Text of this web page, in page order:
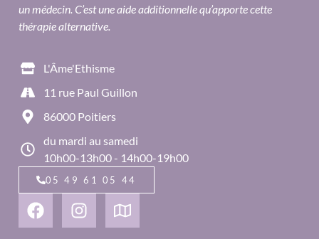
un médecin. C’est une aide additionnelle qu’apporte cette
thérapie alternative.
L'Âme'Ethisme
11 rue Paul Guillon
86000 Poitiers
du mardi au samedi
10h00-13h00 - 14h00-19h00
05 49 61 05 44